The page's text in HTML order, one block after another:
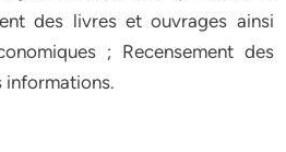
des livres et ouvrages ainsi
; Recensement des
informations.